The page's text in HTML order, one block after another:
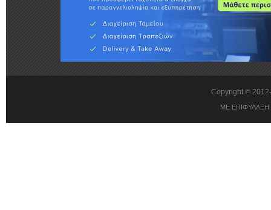
Copyright ©
ΜΕ